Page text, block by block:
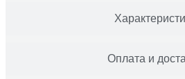
Оплата и